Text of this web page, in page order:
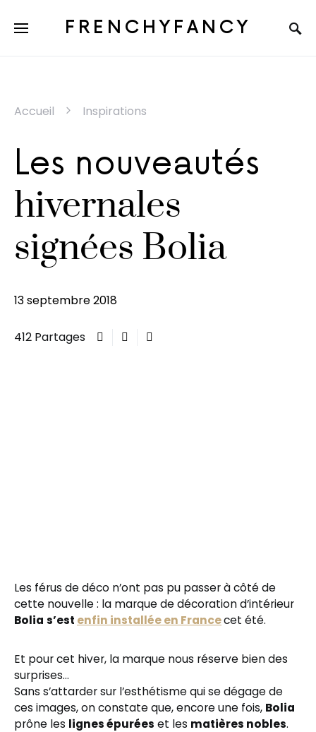
FRENCHYFANCY
Accueil Inspirations
Les nouveautés
hivernales
signées Bolia
13 septembre 2018
412 Partages
Les férus de déco n’ont pas pu passer à côté de
cette nouvelle : la marque de décoration d’intérieur
Bolia s’est enfin installée en Francecet été.
Et pour cet hiver, la marque nous réserve bien des
surprises…
Sans s’attarder sur l’esthétisme qui se dégage de
ces images, on constate que, encore une fois, Bolia
prône les lignes épurées et les matières nobles.